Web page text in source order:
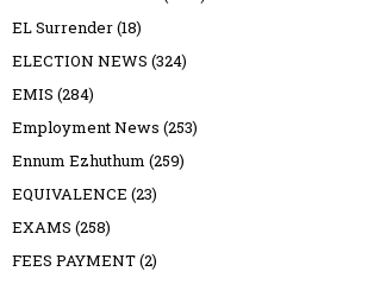
EL Surrender(18)
ELECTION NEWS (324)
EMIS (284)
Employment News (253)
Ennum Ezhuthum (259)
EQUIVALENCE (23)
EXAMS (258)
FEES PAYMENT(2)